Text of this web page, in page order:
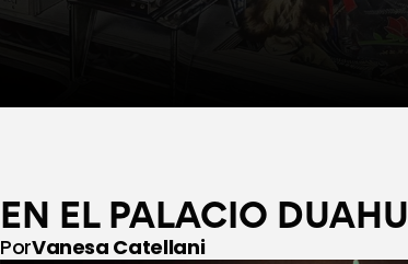
EN EL PALACIO DUAHU
PorVanesa Catellani